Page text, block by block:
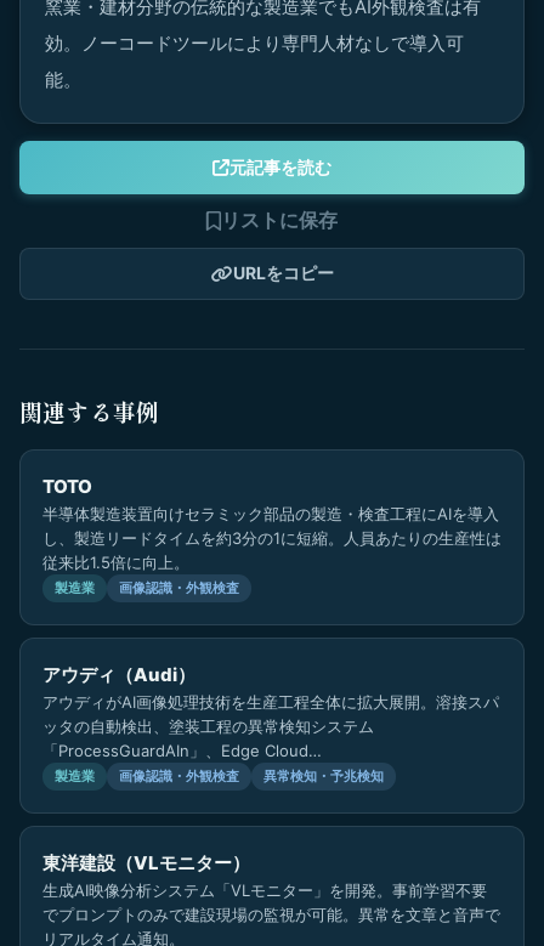
窯業・建材分野の伝統的な製造業でもAI外観検査は有
効。ノーコードツールにより専門人材なしで導入可
能。
元記事を読む
リストに保存
URLをコピー
関連する事例
TOTO
半導体製造装置向けセラミック部品の製造・検査工程にAIを導入
し、製造リードタイムを約3分の1に短縮。人員あたりの生産性は
従来比1.5倍に向上。
製造業 画像認識・外観検査
アウディ（Audi）
アウディがAI画像処理技術を生産工程全体に拡大展開。溶接スパ
ッタの自動検出、塗装工程の異常検知システム
「ProcessGuardAIn」、Edge Cloud…
製造業 画像認識・外観検査 異常検知・予兆検知
東洋建設（VLモニター）
生成AI映像分析システム「VLモニター」を開発。事前学習不要
でプロンプトのみで建設現場の監視が可能。異常を文章と音声で
リアルタイム通知。